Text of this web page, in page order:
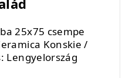
25x75 csempe
Konskie /
Lengyelország